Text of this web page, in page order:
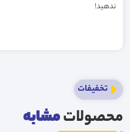
ندهید!
تخفیفات
محصولاتمشابه